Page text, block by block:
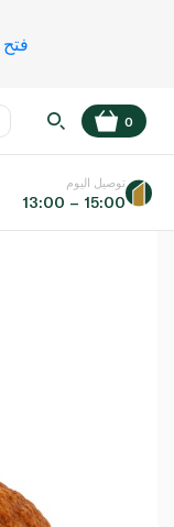
فتح
عر
0
توصيل اليوم
13:00 – 15:00